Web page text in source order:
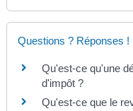
Questions ? Réponses !
Qu'est-ce qu'une
d'impôt ?
Qu'est-ce que le